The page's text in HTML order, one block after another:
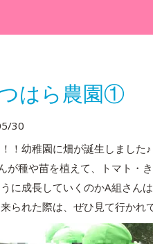
はら農園①
30
！幼稚園に畑が誕生しました♪
が種や苗を植えて、トマト
に成長していくのかA組さん
られた際は、ぜひ見て行かれ